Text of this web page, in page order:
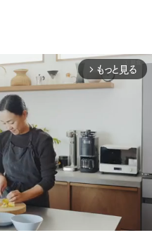
arrow_forward_ios もっと見る